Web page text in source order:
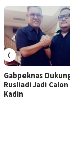
Gabpeknas
Rusliadi Jadi
Kadin
‹